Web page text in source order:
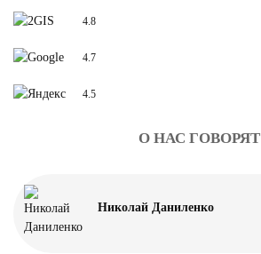
4.8
4.7
4.5
О НАС ГОВОРЯТ
Николай Даниленко